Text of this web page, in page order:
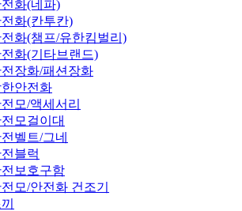
전화(네파)
전화(칸투칸)
전화(챔프/유한킴벌리)
전화(기타브랜드)
전장화/패션장화
한안전화
모/액세서리
전모걸이대
벨트/그네
블럭
전보호구함
모/안전화 건조기